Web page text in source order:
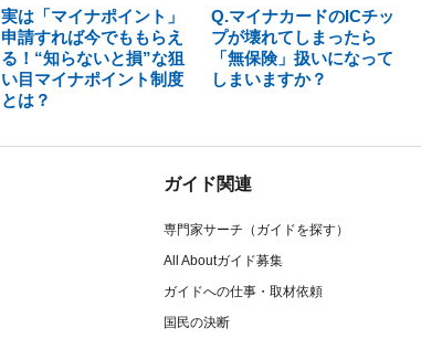
実は「マイナポイント」
申請すれば今でももらえ
る！“知らないと損”な狙
い目マイナポイント制度
とは？
Q.マイナカードのICチッ
プが壊れてしまったら
「無保険」扱いになって
しまいますか？
ガイド関連
専門家サーチ（ガイドを探す）
All Aboutガイド募集
ガイドへの仕事・取材依頼
国民の決断